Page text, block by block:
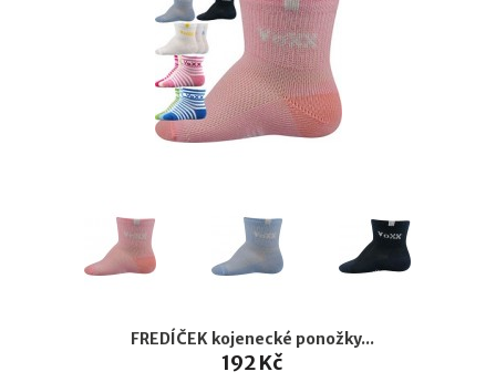
FREDÍČEK kojenecké ponožky...
192 Kč